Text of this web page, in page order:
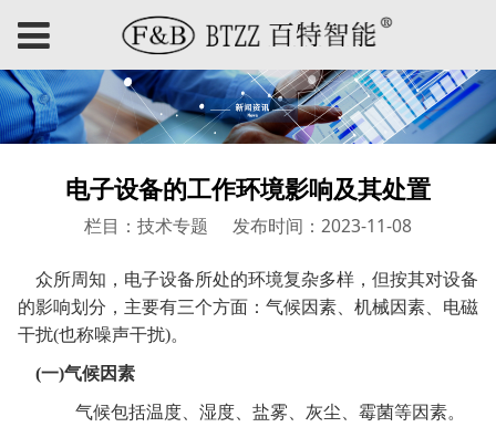
电子设备的工作环境影响及其处置
栏目：技术专题 发布时间：2023-11-08
众所周知，电子设备所处的环境复杂多样，但按其对设备
的影响划分，主要有三个方面：气候因素、机械因素、电磁
干扰(也称噪声干扰)。
(一)气候因素
气候包括温度、湿度、盐雾、灰尘、霉菌等因素。